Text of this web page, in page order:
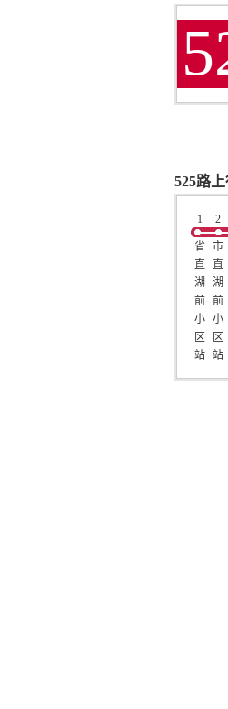
525路
1
省
直
湖
前
小
区
站
2
市
直
湖
前
小
区
站